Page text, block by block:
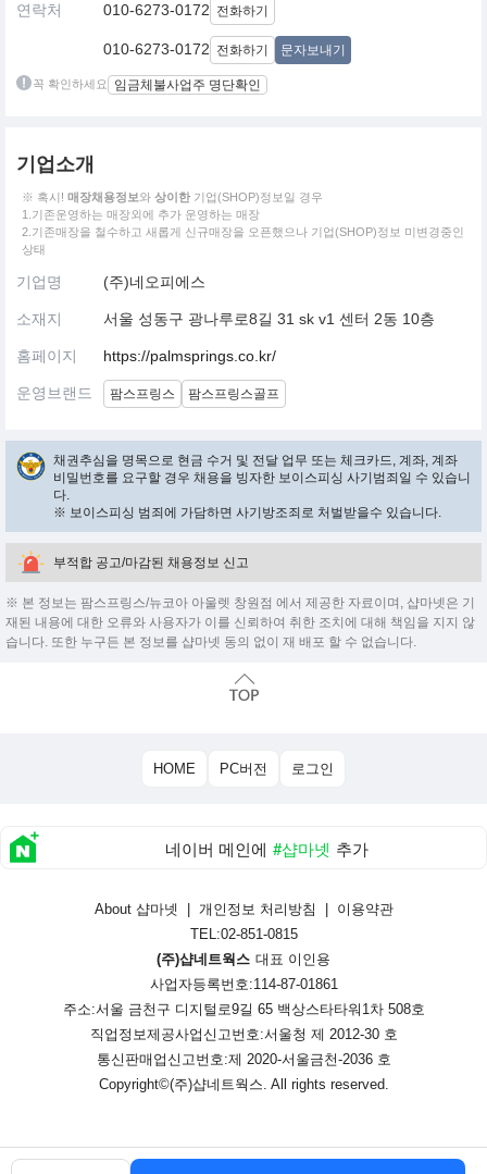
연락처 010-6273-0172 전화하기
010-6273-0172 전화하기 문자보내기
꼭 확인하세요 임금체불사업주 명단확인
기업소개
※ 혹시! 매장채용정보와 상이한 기업(SHOP)정보일 경우
1.기존운영하는 매장외에 추가 운영하는 매장
2.기존매장을 철수하고 새롭게 신규매장을 오픈했으나 기업(SHOP)정보 미변경중인
상태
기업명 (주)네오피에스
소재지 서울 성동구 광나루로8길 31 sk v1 센터 2동 10층
홈페이지 https://palmsprings.co.kr/
운영브랜드 팜스프링스 팜스프링스골프
채권추심을 명목으로 현금 수거 및 전달 업무 또는 체크카드, 계좌, 계좌
비밀번호를 요구할 경우 채용을 빙자한 보이스피싱 사기범죄일 수 있습니
다.
※ 보이스피싱 범죄에 가담하면 사기방조죄로 처벌받을수 있습니다.
부적합 공고/마감된 채용정보 신고
※ 본 정보는 팜스프링스/뉴코아 아울렛 창원점 에서 제공한 자료이며, 샵마넷은 기
재된 내용에 대한 오류와 사용자가 이를 신뢰하여 취한 조치에 대해 책임을 지지 않
습니다. 또한 누구든 본 정보를 샵마넷 동의 없이 재 배포 할 수 없습니다.
HOME PC버전 로그인
네이버 메인에 #샵마넷 추가
About 샵마넷 개인정보 처리방침
이용약관
TEL:02-851-0815
(주)샵네트웍스 대표 이인용
사업자등록번호:114-87-01861
주소:서울 금천구 디지털로9길 65 백상스타타워1차 508호
직업정보제공사업신고번호:서울청 제 2012-30 호
통신판매업신고번호:제 2020-서울금천-2036 호
Copyright©(주)샵네트웍스. All rights reserved.